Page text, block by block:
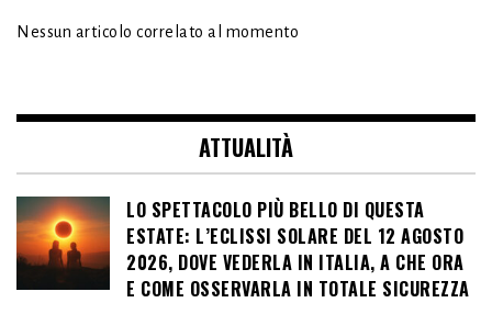
Nessun articolo correlato al momento
ATTUALITÀ
LO SPETTACOLO PIÙ BELLO DI QUESTA
ESTATE: L’ECLISSI SOLARE DEL 12 AGOSTO
2026, DOVE VEDERLA IN ITALIA, A CHE ORA
E COME OSSERVARLA IN TOTALE SICUREZZA